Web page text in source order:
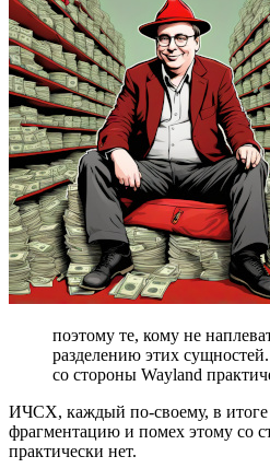
поэтому те, кому не
разделению этих
со стороны Wayland
ИЧСХ, каждый по-своему, в
фрагментацию и помех этому со
практически нет.